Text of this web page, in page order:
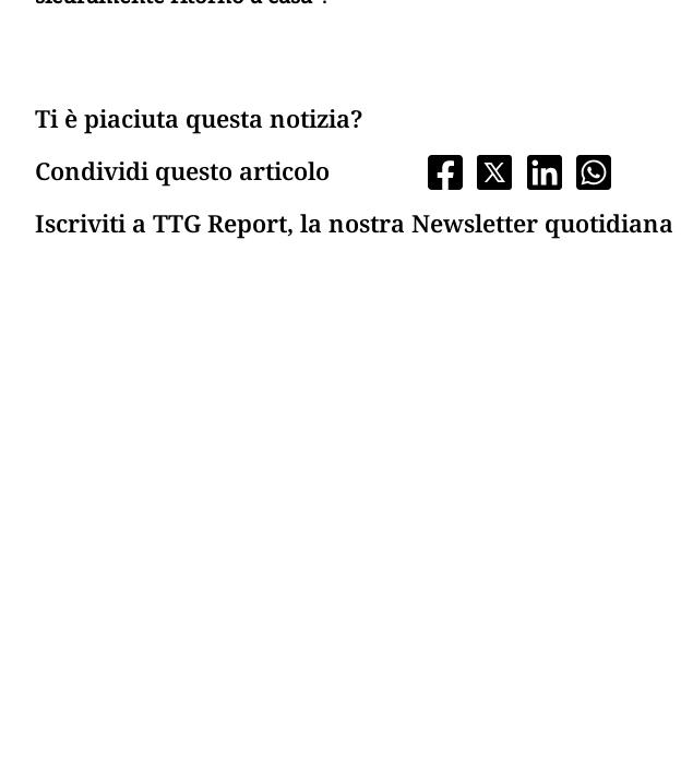
Ti è piaciuta questa notizia?
Condividi questo articolo
Iscriviti a TTG Report, la nostra Newsletter quotidiana